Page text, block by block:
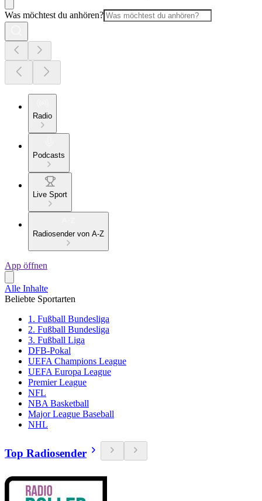
Was möchtest du anhören?
Radio
Podcasts
Live Sport
Radiosender von A-Z
App öffnen
Alle Inhalte
Beliebte Sportarten
1. Fußball Bundesliga
2. Fußball Bundesliga
3. Fußball Liga
DFB-Pokal
UEFA Champions League
UEFA Europa League
Premier League
NFL
NBA Basketball
Major League Baseball
NHL
Top Radiosender